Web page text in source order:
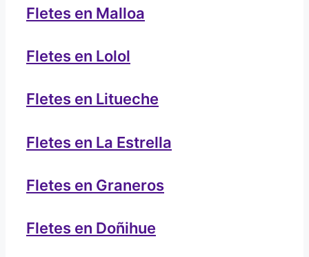
Fletes en Malloa
Fletes en Lolol
Fletes en Litueche
Fletes en La Estrella
Fletes en Graneros
Fletes en Doñihue